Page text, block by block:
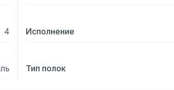
4 Исполнение
Тип полок